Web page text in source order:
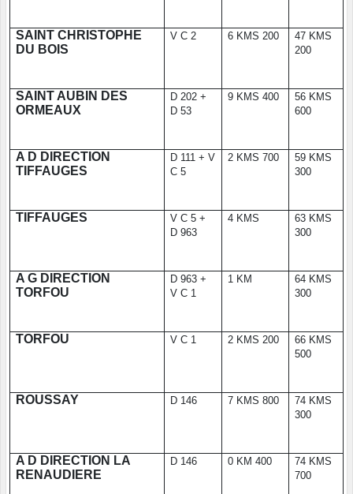
SAINT CHRISTOPHE
DU BOIS
V C 2 6 KMS 200
47 KMS
200
SAINT AUBIN DES
ORMEAUX
D 202 +
D 53
9 KMS 400
56 KMS
600
A D DIRECTION
TIFFAUGES
D 111 + V
C 5
2 KMS 700
59 KMS
300
TIFFAUGES
V C 5 +
D 963
4 KMS
63 KMS
300
A G DIRECTION
TORFOU
D 963 +
V C 1
1 KM
64 KMS
300
TORFOU V C 1 2 KMS 200
66 KMS
500
ROUSSAY D 146 7 KMS 800
74 KMS
300
A D DIRECTION LA
RENAUDIERE
D 146 0 KM 400
74 KMS
700